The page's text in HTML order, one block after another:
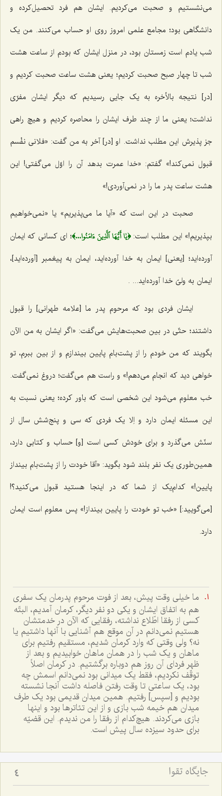
می‌نشستیم و صحبت می‌کردیم. ایشان هم فرد تحصیل‌کرده و
دانشگاهی بود؛ مجامع علمی ‌امروز روی او حساب می‌کنند. من یک
شب یادم است زمستان بود، در منزل ایشان که بودم از ساعت هشت
شب تا چهار صبح صحبت کردیم؛ یعنی هشت ساعت صحبت کردیم و
[در] نتیجه بالأخره به یک جایی رسیدیم که دیگر ایشان مفرّی
نداشت؛ یعنی ما از چند طرف ایشان را محاصره کردیم و هیچ راهی
جز پذیرش این مطلب نداشت. او [در] آخر به من گفت: «فلانی نفْسم
قبول نمی‌کند!» گفتم: «خدا عمرت بدهد آن را اوّل می‌گفتی! این
هشت ساعت پدر ما را در نمی‌آوردی!»
صحبت در این است که «آیا ما می‌پذیریم» یا «نمی‌خواهیم
بپذیریم!» این مطلب است:﴿يٰا أَيُّهَا ٱلَّذِينَ ءَامَنُوا...﴾؛ ای کسانی که ایمان
آورده‌اید؛ [یعنی] ایمان به خدا آورده‌اید، ایمان به پیغمبر [آورده‌اید]،
ایمان به ولیّ خدا آورده‌اید... .
ایشان فردی بود که مرحوم پدر ما [علامه طهرانی] را قبول
داشتند؛ حتّی در بین صحبت‌هایش می‌گفت: «اگر ایشان به من الآن
بگویند‌ که من خودم را از پشت‌بام پایین بیندازم و از بین ببرم، تو
خواهی دید که انجام می‌دهم!» و راست هم می‌گفت؛ دروغ نمی‌گفت.
خب معلوم می‌شود این شخصی است که باور کرده؛ یعنی نسبت به
این مسئله ایمان دارد و اِلا یک فردی که سی و پنج‌شش سال از
سنّش می‌گذرد و برای خودش کسی است [و] حساب و کتابی دارد،
همین‌طوری یک نفر بلند شود بگوید: «آقا خودت را از پشت‌بام بینداز
پایین!» کدام‌یک از شما که در اینجا هستید قبول می‌کنید؟!
[می‌گویید:] «خب تو خودت را پایین بینداز!» پس معلوم است ایمان
دارد.
ما خیلی وقت پیش، بعد از فوت مرحوم پدرمان یک سفری
هم به اتفاق ایشان و یکی دو نفر دیگر، کرمان آمدیم، البتّه
کسی از رفقا اطّلاع نداشته، رفقایی که الآن در خدمتشان
هستیم نمی‌دانم در آن‌ موقع هم آشنایی با آنها داشتیم یا
نه؟ ولی وقتی که وارد کرمان شدیم، مستقیم رفتیم برای
ماهان و یک شب را در همان ماهان خوابیدیم و بعد از
ظهر فردای آن روز هم دوباره برگشتیم. در کرمان اصلاً
توقّف نکردیم، فقط یک میدانی بود نمی‌دانم اسمش چه
بود، یک ساعتی تا وقت رفتن فاصله داشت آنجا نشسته
بودیم و [سپس] رفتیم. همین میدان قدیمی بود یک طرف
میدان هم خیمه شب بازی و از این تئاترها بود و اینها
بازی می‌کردند. هیچ‌کدام از رفقا را من ندیدم. این قضیّه
برای حدود سیزده سال پیش است.
جایگاه تقوا 4